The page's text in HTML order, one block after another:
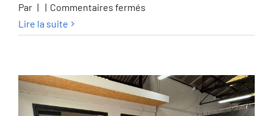
Par | | Commentaires fermés
530
530iXA
Sport
Line
Lire la suite